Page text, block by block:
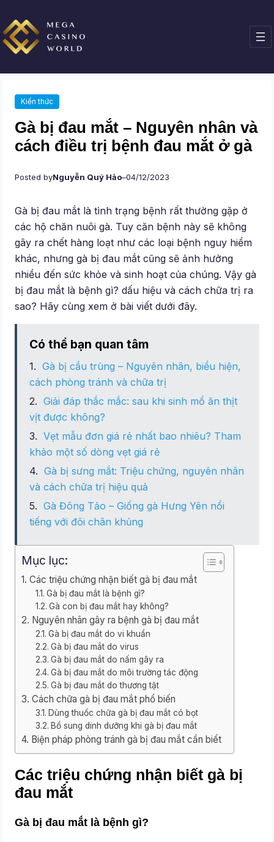
đến
phần
nội
dung
Kiến thức
Gà bị đau mắt – Nguyên nhân và
cách điều trị bệnh đau mắt ở gà
Posted byNguyễn Quý Hảo–04/12/2023
Gà bị đau mắt là tình trạng bệnh rất thường gặp ở
các hộ chăn nuôi gà. Tuy căn bệnh này sẽ không
gây ra chết hàng loạt như các loại bệnh nguy hiểm
khác, nhưng gà bị đau mắt cũng sẽ ảnh hưởng
nhiều đến sức khỏe và sinh hoạt của chúng. Vậy gà
bị đau mắt là bệnh gì? dấu hiệu và cách chữa trị ra
sao? Hãy cùng xem ở bài viết dưới đây.
Có thể bạn quan tâm
Gà bị cầu trùng – Nguyên nhân, biểu hiện,
cách phòng tránh và chữa trị
Giải đáp thắc mắc: sau khi sinh mổ ăn thịt
vịt được không?
Vẹt mẫu đơn giá rẻ nhất bao nhiêu? Tham
khảo một số dòng vẹt giá rẻ
Gà bị sưng mắt: Triệu chứng, nguyên nhân
và cách chữa trị hiệu quả
Gà Đông Tảo – Giống gà Hưng Yên nổi
tiếng với đôi chân khủng
Mục lục:
Các triệu chứng nhận biết gà bị đau mắt
Gà bị đau mắt là bệnh gì?
Gà con bị đau mắt hay không?
Nguyên nhân gây ra bệnh gà bị đau mắt
Gà bị đau mắt do vi khuẩn
Gà bị đau mắt do virus
Gà bị đau mắt do nấm gây ra
Gà bị đau mắt do môi trường tác động
Gà bị đau mắt do thương tật
Cách chữa gà bị đau mắt phổ biến
Dùng thuốc chữa gà bị đau mắt có bọt
Bổ sung dinh dưỡng khi gà bị đau mắt
Biện pháp phòng tránh gà bị đau mắt cần biết
Các triệu chứng nhận biết gà bị
đau mắt
Gà bị đau mắt là bệnh gì?